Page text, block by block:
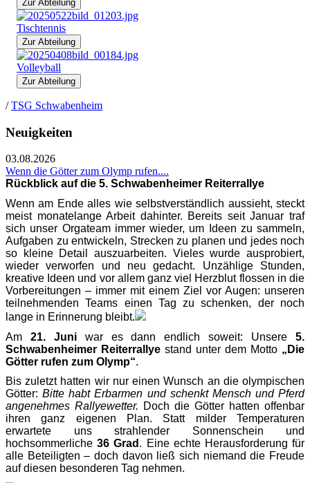
Zur Abteilung
Tischtennis
Zur Abteilung
Volleyball
Zur Abteilung
/ TSG Schwabenheim
Neuigkeiten
03.08.2026
Wenn die Götter zum Olymp rufen....
Rückblick auf die 5. Schwabenheimer Reiterrallye
Wenn am Ende alles wie selbstverständlich aussieht, steckt
meist monatelange Arbeit dahinter. Bereits seit Januar traf
sich unser Orgateam immer wieder, um Ideen zu sammeln,
Aufgaben zu entwickeln, Strecken zu planen und jedes noch
so kleine Detail auszuarbeiten. Vieles wurde ausprobiert,
wieder verworfen und neu gedacht. Unzählige Stunden,
kreative Ideen und vor allem ganz viel Herzblut flossen in die
Vorbereitungen – immer mit einem Ziel vor Augen: unseren
teilnehmenden Teams einen Tag zu schenken, der noch
lange in Erinnerung bleibt.
Am 21. Juniwar es dann endlich soweit: Unsere5.
Schwabenheimer Reiterrallye stand unter dem Motto „Die
Götter rufen zum Olymp“.
Bis zuletzt hatten wir nur einen Wunsch an die olympischen
Götter:Bitte habt Erbarmen und schenkt Mensch und Pferd
angenehmes Rallyewetter. Doch die Götter hatten offenbar
ihren ganz eigenen Plan. Statt milder Temperaturen
erwartete uns strahlender Sonnenschein und
hochsommerliche36 Grad . Eine echte Herausforderung für
alle Beteiligten – doch davon ließ sich niemand die Freude
auf diesen besonderen Tag nehmen.